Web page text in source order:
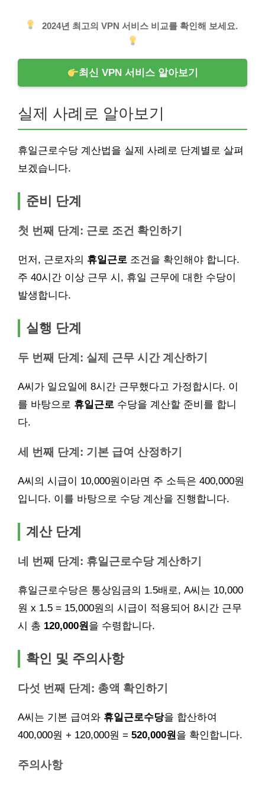
2024년 최고의 VPN 서비스 비교를 확인해 보세요.
최신 VPN 서비스 알아보기
실제 사례로 알아보기
휴일근로수당 계산법을 실제 사례로 단계별로 살펴
보겠습니다.
준비 단계
첫 번째 단계: 근로 조건 확인하기
먼저, 근로자의 휴일근로 조건을 확인해야 합니다.
주 40시간 이상 근무 시, 휴일 근무에 대한 수당이
발생합니다.
실행 단계
두 번째 단계: 실제 근무 시간 계산하기
A씨가 일요일에 8시간 근무했다고 가정합시다. 이
를 바탕으로 휴일근로 수당을 계산할 준비를 합니
다.
세 번째 단계: 기본 급여 산정하기
A씨의 시급이 10,000원이라면 주 소득은 400,000원
입니다. 이를 바탕으로 수당 계산을 진행합니다.
계산 단계
네 번째 단계: 휴일근로수당 계산하기
휴일근로수당은 통상임금의 1.5배로, A씨는 10,000
원 x 1.5 = 15,000원의 시급이 적용되어 8시간 근무
시 총 120,000원 을 수령합니다.
확인 및 주의사항
다섯 번째 단계: 총액 확인하기
A씨는 기본 급여와 휴일근로수당을 합산하여
400,000원 + 120,000원 = 520,000원 을 확인합니다.
주의사항